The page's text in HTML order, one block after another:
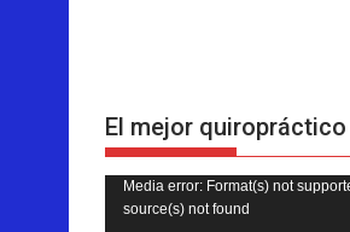
El mejor quiropráctico
Reproductor
de
Media error: Format(s) not
source(s) not found